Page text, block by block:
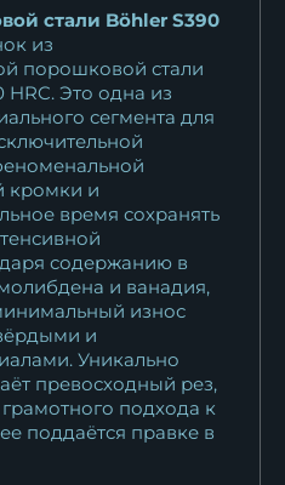
булат
M390 карельская
К340 карельская
ELMAX
береза...
дамаск рукоять
стали Böhler S390
из
порошковой стали
HRC. Это одна из
сегмента для
кромки и
время сохранять
содержанию в
и ванадия,
износ
и
Уникально
превосходный рез,
подхода к
поддаётся правке в